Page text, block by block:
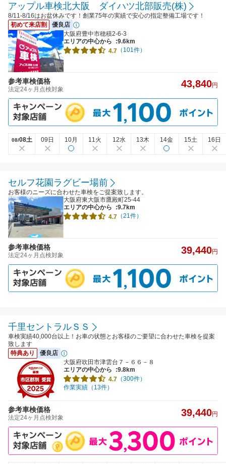
アップル車検北大阪 ダイハツ北部販売(株)
8/11-8/16はお盆休みです！創業75年の実績で安心の指定整備工場です！
初めて来店割
優良店
大阪府豊中市穂積2-6-3
エリアの中心から
:9.6km
4.7 （101件）
参考車検価格
法定24ヶ月点検対象 43,840円
08/08土 09日 10月 11火 12水 13木 14金 15土 16日
セルフ花園ラグビー場前
お客様のニーズに合わせた車検をご提案致します。
大阪府東大阪市鷹殿町25-44
エリアの中心から
:9.7km
4.7 （21件）
参考車検価格
法定24ヶ月点検対象 39,440円
千里セントラルＳＳ
車検実績40,000台以上！お車の状態とお客様のご要望に合わせた車検を提案
致します
特典あり
優良店
大阪府吹田市津雲台７－６６－８
エリアの中心から
:9.8km
4.7 （300件）
作業実績（13件）
参考車検価格
法定24ヶ月点検対象 39,440円